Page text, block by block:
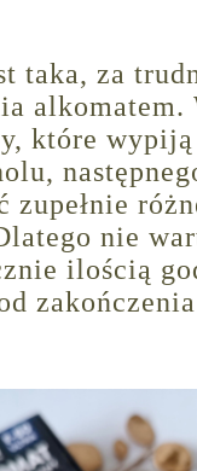
taka, za
alkomatem.
które
zupełnie
nie
ilością